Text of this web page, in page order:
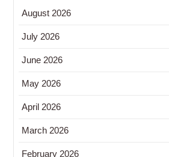
August 2026
July 2026
June 2026
May 2026
April 2026
March 2026
February 2026